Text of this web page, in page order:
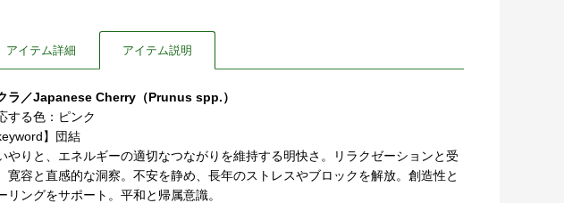
アイテム詳細 アイテム説明
ラ／Japanese Cherry（Prunus spp.）
する色：ピンク
】団結
やりと、エネルギーの適切なつながりを維持する明快さ。リラクゼーションと受
寛容と直感的な洞察。不安を静め、長年のストレスやブロックを解放。創造性と
リングをサポート。平和と帰属意識。